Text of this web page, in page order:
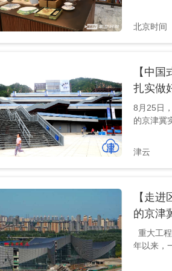
北京时间
【中
扎实做
8月25日
的京津冀
橇中心
冬奥园区
里，三十
身体前
快，从眼
延庆区的
津云
【走
的京津
重大工
年以来，